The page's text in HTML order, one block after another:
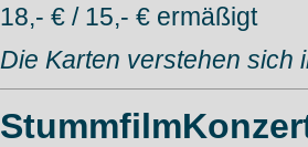
18,- € / 15,- € ermäßigt
Die Karten verstehen sich